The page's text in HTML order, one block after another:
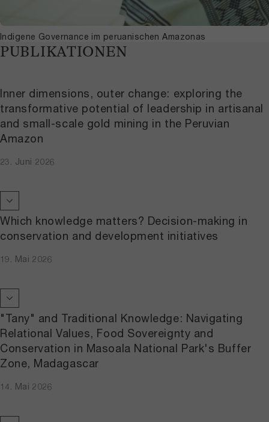
Indigene Governance im peruanischen Amazonas
PUBLIKATIONEN
Inner dimensions, outer change: exploring the
transformative potential of leadership in artisanal
and small-scale gold mining in the Peruvian
Amazon
23. Juni 2026
Which knowledge matters? Decision-making in
conservation and development initiatives
19. Mai 2026
"Tany" and Traditional Knowledge: Navigating
Relational Values, Food Sovereignty and
Conservation in Masoala National Park's Buffer
Zone, Madagascar
14. Mai 2026